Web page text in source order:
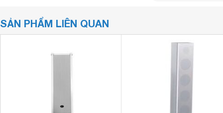
Khối lượng loa chính
SẢN PHẨM LIÊN QUAN